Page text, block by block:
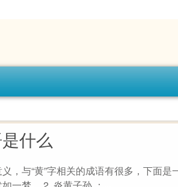
什么
，与“黄”字相关的成语有很多，下面是